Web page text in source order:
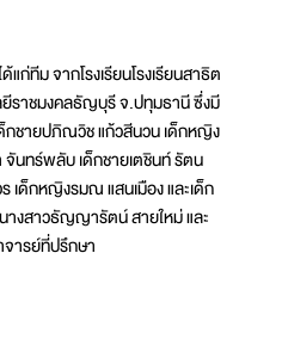
แก่ทีม จากโรงเรียนโรงเรียนสาธิต
ยีราชมงคลธัญบุรี จ.ปทุมธานี ซึ่งมี
ชายปภิณวิช แก้วสีนวน เด็กหญิง
นทร์พลับ เด็กชายเตชินท์ รัตน
เด็กหญิงรมณ แสนเมือง และเด็ก
างสาวธัญญารัตน์ สายใหม่ และ
ารย์ที่ปรึกษา